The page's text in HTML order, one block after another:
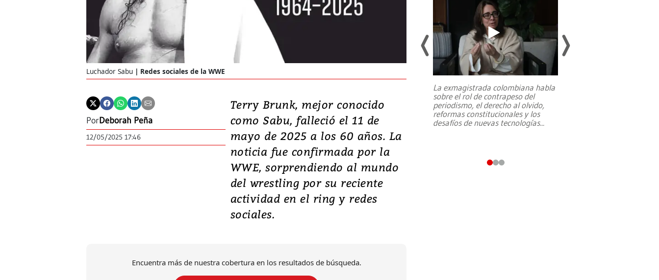
Luchador Sabu Redes sociales de la WWE
PorDeborah Peña
12/05/2025 17:46
Terry Brunk, mejor conocido
como Sabu, falleció el 11 de
mayo de 2025 a los 60 años. La
noticia fue confirmada por la
WWE, sorprendiendo al mundo
del wrestling por su reciente
actividad en el ring y redes
sociales.
Encuentra más de nuestra cobertura en los resultados de búsqueda.
Un fuerte terremoto de magnitud
julio en la prefectura de Kumamoto,
emergencia de gran
La exmagistrada colombiana habla
sobre el rol de contrapeso del
periodismo, el derecho al olvido,
reformas constitucionales y los
desafíos de nuevas tecnologías...